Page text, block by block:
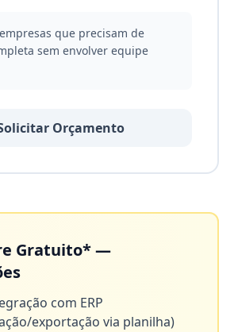
que precisam de
sem envolver equipe
Orçamento
Gratuito* —
com ERP
exportação via planilha)